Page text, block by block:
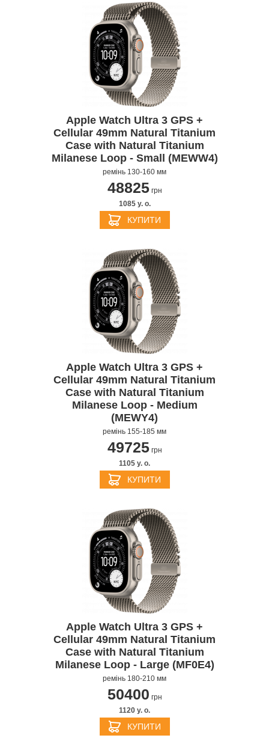
Apple Watch Ultra 3 GPS +
Cellular 49mm Natural Titanium
Case with Natural Titanium
Milanese Loop - Small (MEWW4)
ремінь 130-160 мм
48825грн
1085 y. о.
КУПИТИ
Apple Watch Ultra 3 GPS +
Cellular 49mm Natural Titanium
Case with Natural Titanium
Milanese Loop - Medium
(MEWY4)
ремінь 155-185 мм
49725грн
1105 y. о.
КУПИТИ
Apple Watch Ultra 3 GPS +
Cellular 49mm Natural Titanium
Case with Natural Titanium
Milanese Loop - Large (MF0E4)
ремінь 180-210 мм
50400 грн
1120 y. о.
КУПИТИ